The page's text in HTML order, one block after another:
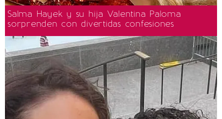
Salma Hayek y su hija Valentina Paloma
sorprenden con divertidas confesiones